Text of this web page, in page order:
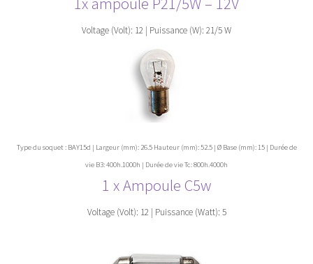
Voltage (Volt): 12 | Puissance (W): 21/5 W
Type du soquet : BAY15d | Largeur (mm): 26.5 Hauteur (mm): 52.5 | Ø Base (mm): 15 | Durée de
vie B3: 400h.1000h | Durée de vie Tc: 800h.4000h
1 x Ampoule C5w
Voltage (Volt): 12 | Puissance (Watt): 5